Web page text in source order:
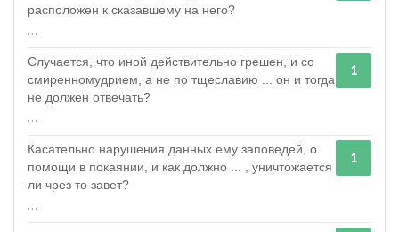
расположен к сказавшему на него?
...
1
Случается, что иной действительно грешен, и со
смиренномудрием, а не по тщеславию ... он и тогда
не должен отвечать?
...
1
Касательно нарушения данных ему заповедей, о
помощи в покаянии, и как должно ... , уничтожается
ли чрез то завет?
...